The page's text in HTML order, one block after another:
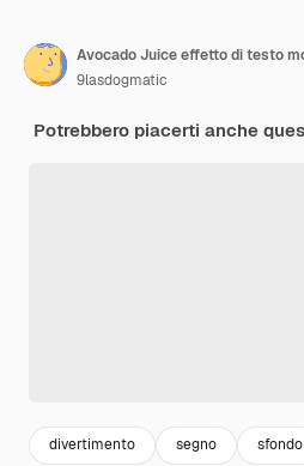
9lasdogmatic
Potrebbero piacerti anche
divertimento segno sfondo